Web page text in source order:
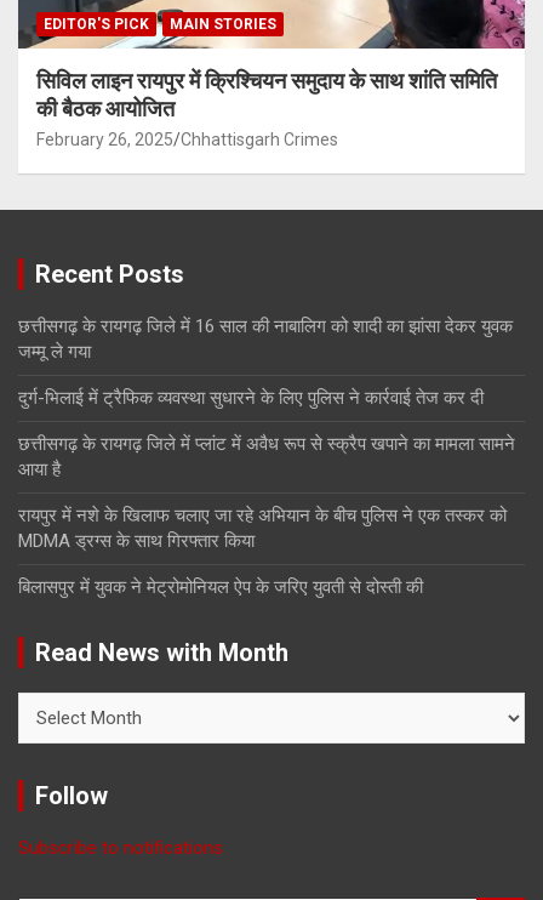
EDITOR'S PICK MAIN STORIES
सिविल लाइन रायपुर में क्रिश्चियन समुदाय के साथ शांति समिति
की बैठक आयोजित
February 26, 2025 Chhattisgarh Crimes
Recent Posts
छत्तीसगढ़ के रायगढ़ जिले में 16 साल की नाबालिग को शादी का झांसा देकर युवक
जम्मू ले गया
दुर्ग-भिलाई में ट्रैफिक व्यवस्था सुधारने के लिए पुलिस ने कार्रवाई तेज कर दी
छत्तीसगढ़ के रायगढ़ जिले में प्लांट में अवैध रूप से स्क्रैप खपाने का मामला सामने
आया है
रायपुर में नशे के खिलाफ चलाए जा रहे अभियान के बीच पुलिस ने एक तस्कर को
MDMA ड्रग्स के साथ गिरफ्तार किया
बिलासपुर में युवक ने मेट्रोमोनियल ऐप के जरिए युवती से दोस्ती की
Read News with Month
News
Month
Follow
Subscribe to notifications